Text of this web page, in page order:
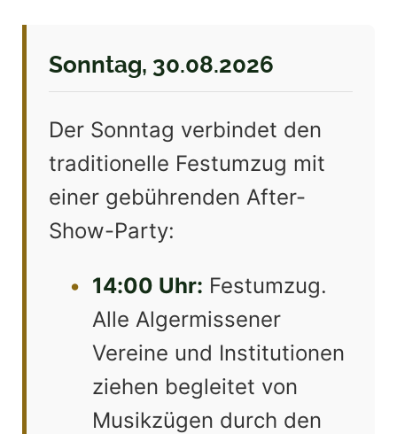
Sonntag, 30.08.2026
Der Sonntag verbindet den
traditionelle Festumzug mit
einer gebührenden After-
Show-Party:
• 14:00 Uhr: Festumzug.
Alle Algermissener
Vereine und Institutionen
ziehen begleitet von
Musikzügen durch den